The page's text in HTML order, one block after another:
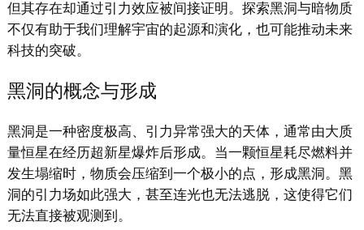
但其存在却通过引力效应被间接证明。探索黑洞与暗物质
不仅有助于我们理解宇宙的起源和演化，也可能推动未来
科技的突破。
黑洞的概念与形成
黑洞是一种密度极高、引力异常强大的天体，通常由大质
量恒星在经历超新星爆炸后形成。当一颗恒星耗尽燃料并
发生塌缩时，物质会压缩到一个极小的点，形成黑洞。黑
洞的引力场如此强大，甚至连光也无法逃脱，这使得它们
无法直接被观测到。